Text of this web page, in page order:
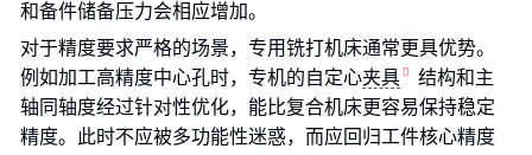
和备件储备压力会相应增加。
对于精度要求严格的场景，专用铣打机床通常更具优势。
例如加工高精度中心孔时，专机的自定心夹具
结构和主
轴同轴度经过针对性优化，能比复合机床更容易保持稳定
精度。此时不应被多功能性迷惑，而应回归工件核心精度